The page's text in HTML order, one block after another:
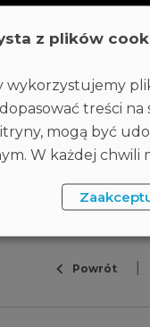
Powrót
z plików
wykorzystujemy
treści
mogą być
W każdej chwili